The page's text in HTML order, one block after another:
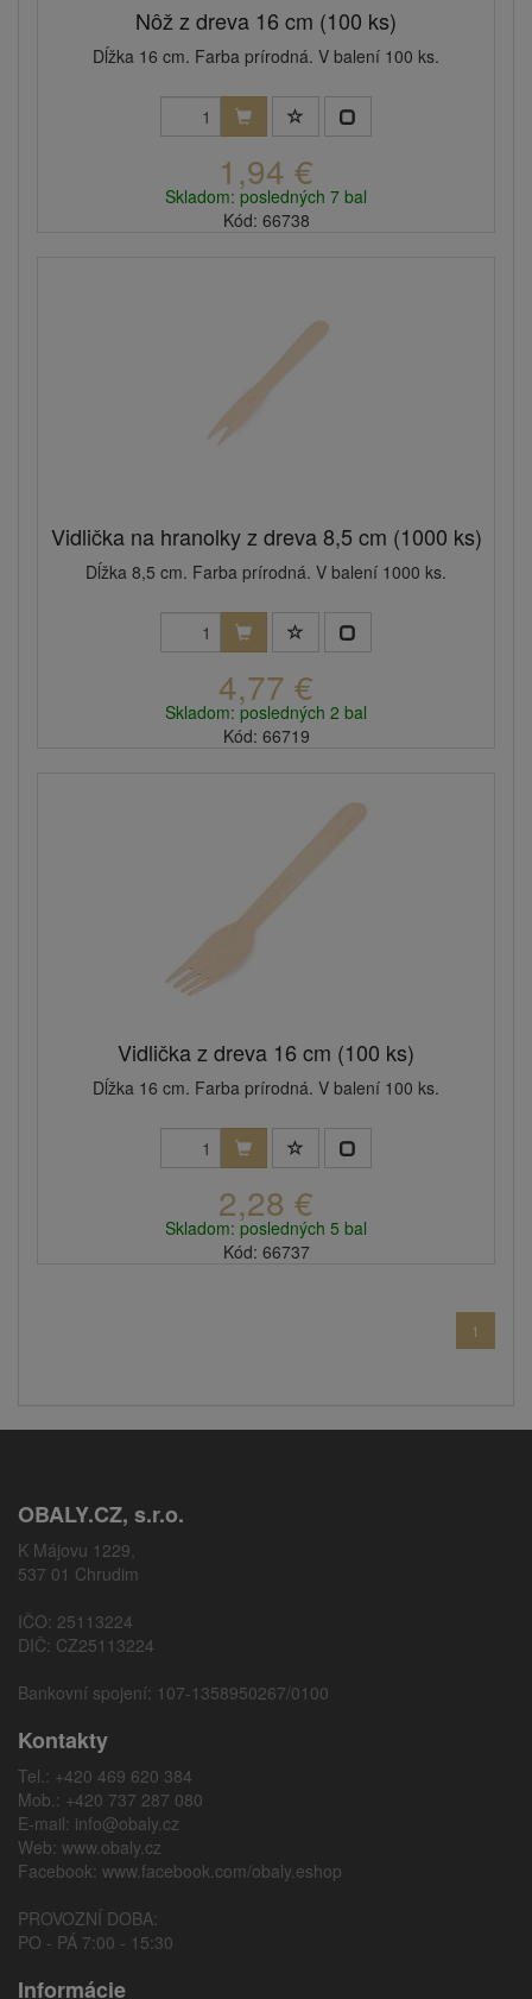
Nôž z dreva 16 cm (100 ks)
Dĺžka 16 cm. Farba prírodná. V balení 100 ks.
1,94 €
Skladom: posledných 7 bal
Kód: 66738
Vidlička na hranolky z dreva 8,5 cm (1000 ks)
Dĺžka 8,5 cm. Farba prírodná. V balení 1000 ks.
4,77 €
Skladom: posledných 2 bal
Kód: 66719
Vidlička z dreva 16 cm (100 ks)
Dĺžka 16 cm. Farba prírodná. V balení 100 ks.
2,28 €
Skladom: posledných 5 bal
Kód: 66737
1
OBALY.CZ, s.r.o.
K Májovu 1229,
537 01 Chrudim
IČO: 25113224
DIČ: CZ25113224
Bankovní spojení: 107-1358950267/0100
Kontakty
Tel.: +420 469 620 384
Mob.: +420 737 287 080
E-mail: info@obaly.cz
Web: www.obaly.cz
Facebook: www.facebook.com/obaly.eshop
PROVOZNÍ DOBA:
PO - PÁ 7:00 - 15:30
Informácie